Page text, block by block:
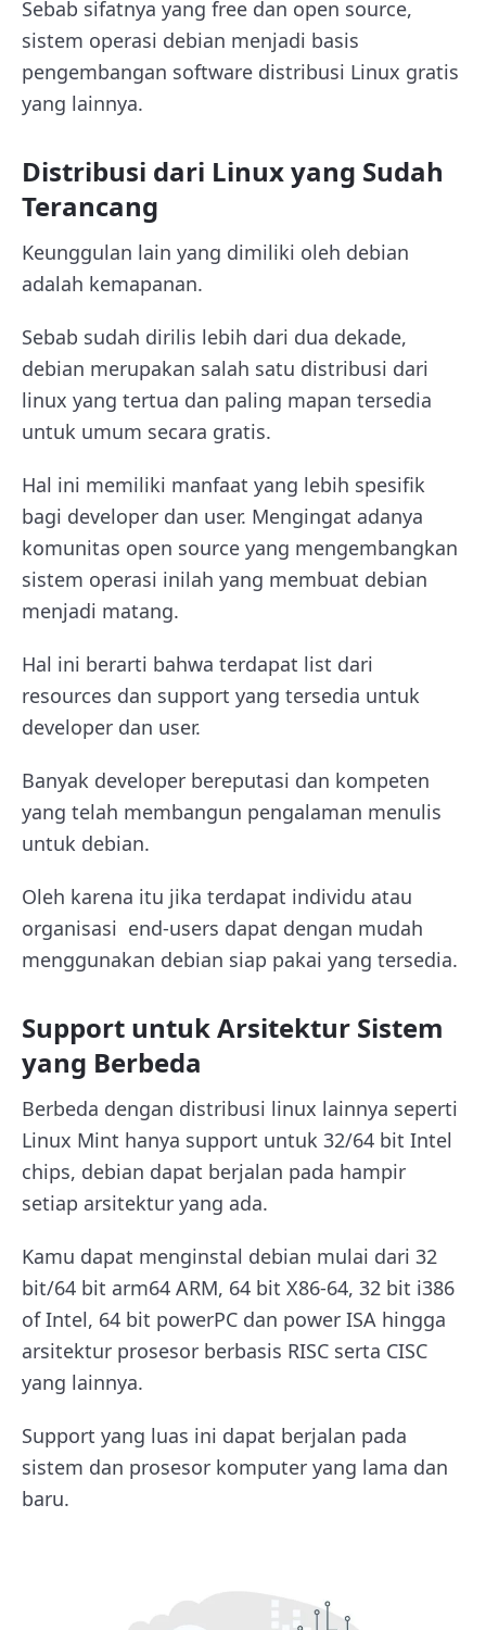
Sebab sifatnya yang free dan open source,
sistem operasi debian menjadi basis
pengembangan software distribusi Linux gratis
yang lainnya.
Distribusi dari Linux yang Sudah
Terancang
Keunggulan lain yang dimiliki oleh debian
adalah kemapanan.
Sebab sudah dirilis lebih dari dua dekade,
debian merupakan salah satu distribusi dari
linux yang tertua dan paling mapan tersedia
untuk umum secara gratis.
Hal ini memiliki manfaat yang lebih spesifik
bagi developer dan user. Mengingat adanya
komunitas open source yang mengembangkan
sistem operasi inilah yang membuat debian
menjadi matang.
Hal ini berarti bahwa terdapat list dari
resources dan support yang tersedia untuk
developer dan user.
Banyak developer bereputasi dan kompeten
yang telah membangun pengalaman menulis
untuk debian.
Oleh karena itu jika terdapat individu atau
organisasi end-users dapat dengan mudah
menggunakan debian siap pakai yang tersedia.
Support untuk Arsitektur Sistem
yang Berbeda
Berbeda dengan distribusi linux lainnya seperti
Linux Mint hanya support untuk 32/64 bit Intel
chips, debian dapat berjalan pada hampir
setiap arsitektur yang ada.
Kamu dapat menginstal debian mulai dari 32
bit/64 bit arm64 ARM, 64 bit X86-64, 32 bit i386
of Intel, 64 bit powerPC dan power ISA hingga
arsitektur prosesor berbasis RISC serta CISC
yang lainnya.
Support yang luas ini dapat berjalan pada
sistem dan prosesor komputer yang lama dan
baru.